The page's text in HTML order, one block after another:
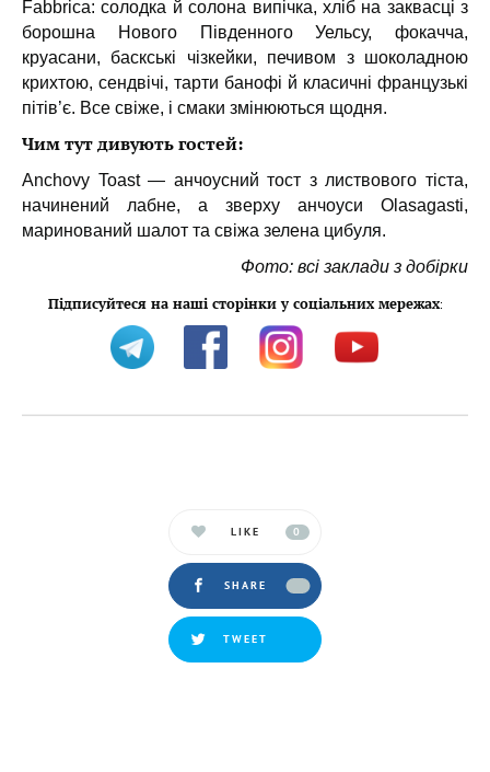
Fabbrica: солодка й солона випічка, хліб на заквасці з
борошна Нового Південного Уельсу, фокачча,
круасани, баскські чізкейки, печивом з шоколадною
крихтою, сендвічі, тарти банофі й класичні французькі
пітів’є. Все свіже, і смаки змінюються щодня.
Чим тут дивують гостей:
Anchovy Toast — анчоусний тост з листвового тіста,
начинений лабне, а зверху анчоуси Olasagasti,
маринований шалот та свіжа зелена цибуля.
Фото: всі заклади з добірки
Підписуйтеся на наші сторінки у соціальних мережах:
LIKE 0
SHARE
TWEET